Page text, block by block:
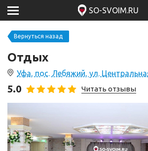
SO-SVOIM.RU
Вернуться назад
Отдых
Уфа, пос. Лебяжий, ул.
5.0 Читать отзывы